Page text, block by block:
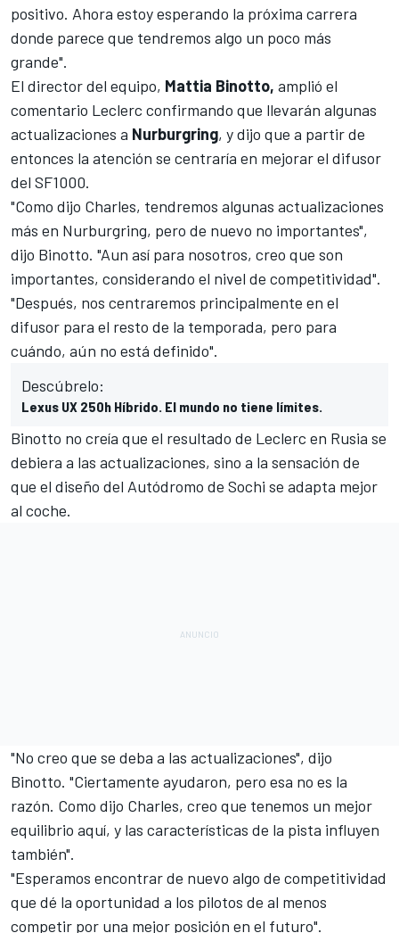
positivo. Ahora estoy esperando la próxima carrera
donde parece que tendremos algo un poco más
grande".
El director del equipo, Mattia Binotto, amplió el
comentario Leclerc confirmando que llevarán algunas
actualizaciones a Nurburgring, y dijo que a partir de
entonces la atención se centraría en mejorar el difusor
del SF1000.
"Como dijo Charles, tendremos algunas actualizaciones
más en Nurburgring, pero de nuevo no importantes",
dijo Binotto. "Aun así para nosotros, creo que son
importantes, considerando el nivel de competitividad".
"Después, nos centraremos principalmente en el
difusor para el resto de la temporada, pero para
cuándo, aún no está definido".
Descúbrelo:
Lexus UX 250h Híbrido. El mundo no tiene límites.
Binotto no creía que el resultado de Leclerc en Rusia se
debiera a las actualizaciones, sino a la sensación de
que el diseño del Autódromo de Sochi se adapta mejor
al coche.
"No creo que se deba a las actualizaciones", dijo
Binotto. "Ciertamente ayudaron, pero esa no es la
razón. Como dijo Charles, creo que tenemos un mejor
equilibrio aquí, y las características de la pista influyen
también".
"Esperamos encontrar de nuevo algo de competitividad
que dé la oportunidad a los pilotos de al menos
competir por una mejor posición en el futuro".